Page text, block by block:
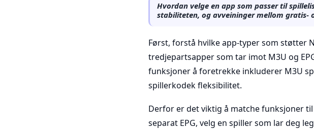
Hvordan velge en app som passer til
stabiliteten, og avveininger mellom gratis-
Først, forstå hvilke app-typer som støtter
tredjepartsapper som tar imot M3U og
funksjoner å foretrekke inkluderer M3U
spillerkodek fleksibilitet.
Derfor er det viktig å matche funksjoner
separat EPG, velg en spiller som lar deg